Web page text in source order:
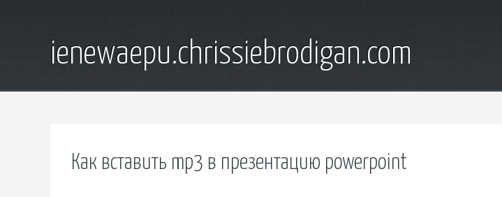
ienewaepu.chrissiebrodigan.com
Как вставить mp3 в презентацию powerpoint